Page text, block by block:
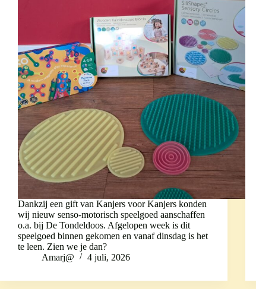
Dankzij een gift van Kanjers voor Kanjers konden
wij nieuw senso-motorisch speelgoed aanschaffen
o.a. bij De Tondeldoos. Afgelopen week is dit
speelgoed binnen gekomen en vanaf dinsdag is het
te leen. Zien we je dan?
Amarj@
4 juli, 2026